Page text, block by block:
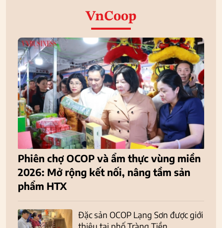
VnCoop
Phiên chợ OCOP và ẩm thực vùng miền
2026: Mở rộng kết nối, nâng tầm sản
phẩm HTX
Đặc sản OCOP Lạng Sơn được giới